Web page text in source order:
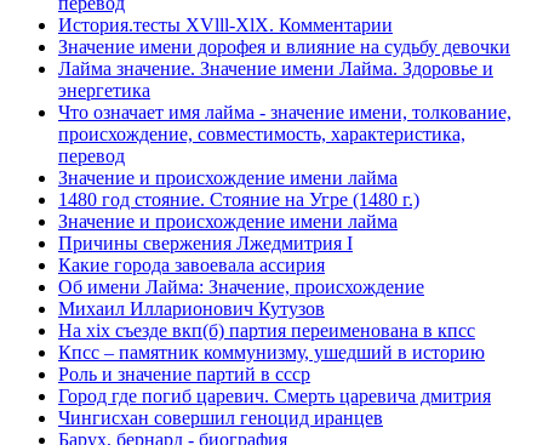
История.тесты XVlll-XlX. Комментарии
Значение имени дорофея и влияние на судьбу девочки
Лайма значение. Значение имени Лайма. Здоровье и
энергетика
Что означает имя лайма - значение имени, толкование,
происхождение, совместимость, характеристика,
перевод
Значение и происхождение имени лайма
1480 год стояние. Стояние на Угре (1480 г.)
Значение и происхождение имени лайма
Причины свержения Лжедмитрия I
Какие города завоевала ассирия
Об имени Лайма: Значение, происхождение
Михаил Илларионович Кутузов
На xix съезде вкп(б) партия переименована в кпсс
Кпсс – памятник коммунизму, ушедший в историю
Роль и значение партий в ссср
Город где погиб царевич. Смерть царевича дмитрия
Чингисхан совершил геноцид иранцев
Барух, бернард - биография